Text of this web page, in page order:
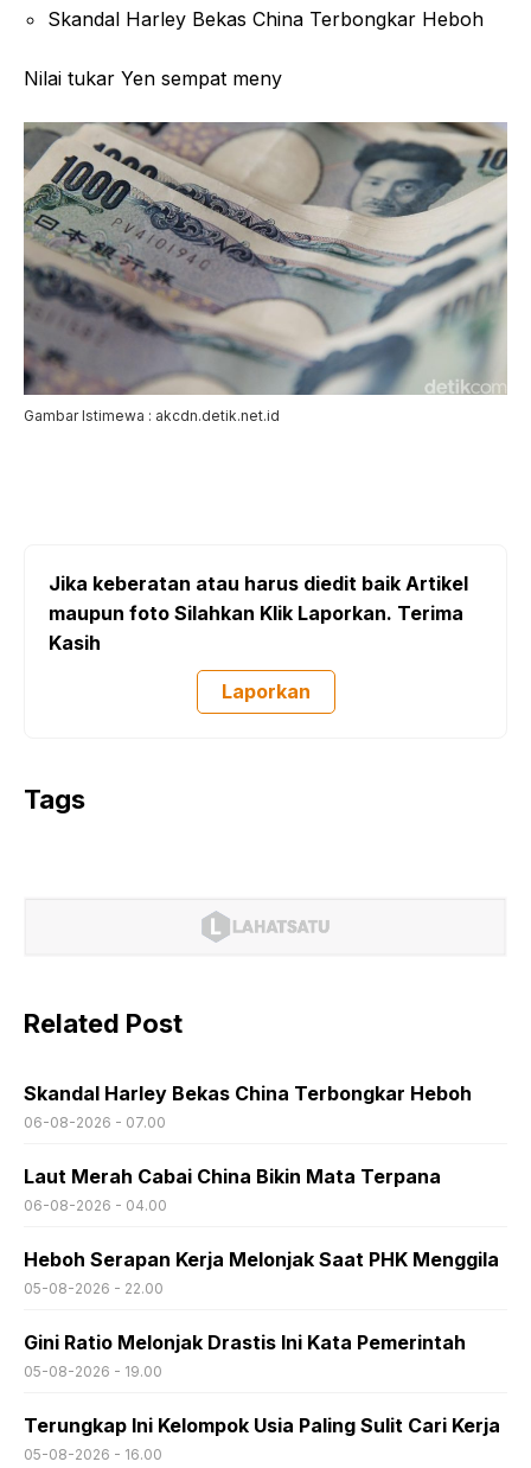
Skandal Harley Bekas China Terbongkar Heboh
Nilai tukar Yen sempat meny
Gambar Istimewa : akcdn.detik.net.id
Jika keberatan atau harus diedit baik Artikel
maupun foto Silahkan Klik Laporkan. Terima
Kasih
Laporkan
Tags
Related Post
Skandal Harley Bekas China Terbongkar Heboh
06-08-2026 - 07.00
Laut Merah Cabai China Bikin Mata Terpana
06-08-2026 - 04.00
Heboh Serapan Kerja Melonjak Saat PHK Menggila
05-08-2026 - 22.00
Gini Ratio Melonjak Drastis Ini Kata Pemerintah
05-08-2026 - 19.00
Terungkap Ini Kelompok Usia Paling Sulit Cari Kerja
05-08-2026 - 16.00